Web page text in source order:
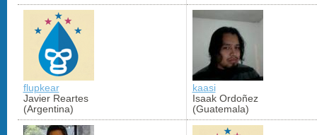
flupkear
Javier Reartes
(Argentina)
kaasi
Isaak Ordoñez
(Guatemala)